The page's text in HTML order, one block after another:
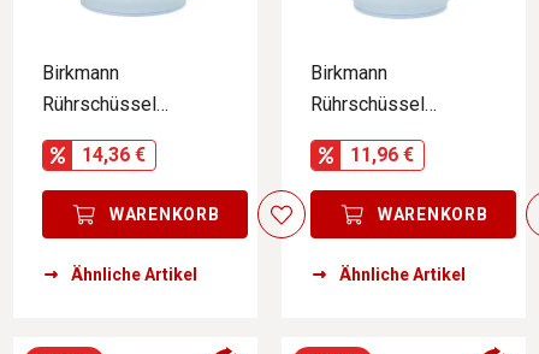
Birkmann
Rührschüssel
COLOUR BOWLS
14,36 €
WARENKORB
Ähnliche Artikel
Birkmann
Rührschüssel
COLOUR BOWLS
11,96 €
WARENKORB
Ähnliche Artikel